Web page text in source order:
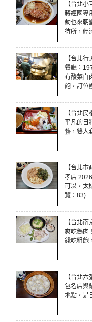
【台北
蔣經國專
勳也來朝
待所，經
【台北
餐廳：
有酸菜白
飽，訂位
【台北
平凡的日
藝，雙人
【台北
孝店
可以，太
覽：83)
【台北
爽吃鵝肉
錢吃粗飽
【台北
包名店與
地點，是